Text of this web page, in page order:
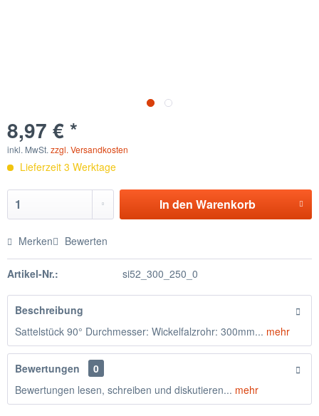
8,97 € *
inkl. MwSt. zzgl. Versandkosten
Lieferzeit 3 Werktage
In den Warenkorb
Merken Bewerten
Artikel-Nr.: si52_300_250_0
Beschreibung
Sattelstück 90° Durchmesser: Wickelfalzrohr: 300mm... mehr
Bewertungen
0
Bewertungen lesen, schreiben und diskutieren... mehr